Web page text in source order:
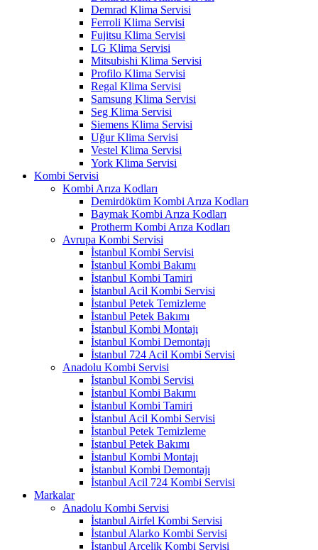
Demrad Klima Servisi
Ferroli Klima Servisi
Fujitsu Klima Servisi
LG Klima Servisi
Mitsubishi Klima Servisi
Profilo Klima Servisi
Regal Klima Servisi
Samsung Klima Servisi
Seg Klima Servisi
Siemens Klima Servisi
Uğur Klima Servisi
Vestel Klima Servisi
York Klima Servisi
Kombi Servisi
Kombi Arıza Kodları
Demirdöküm Kombi Arıza Kodları
Baymak Kombi Arıza Kodları
Protherm Kombi Arıza Kodları
Avrupa Kombi Servisi
İstanbul Kombi Servisi
İstanbul Kombi Bakımı
İstanbul Kombi Tamiri
İstanbul Acil Kombi Servisi
İstanbul Petek Temizleme
İstanbul Petek Bakımı
İstanbul Kombi Montajı
İstanbul Kombi Demontajı
İstanbul 724 Acil Kombi Servisi
Anadolu Kombi Servisi
İstanbul Kombi Servisi
İstanbul Kombi Bakımı
İstanbul Kombi Tamiri
İstanbul Acil Kombi Servisi
İstanbul Petek Temizleme
İstanbul Petek Bakımı
İstanbul Kombi Montajı
İstanbul Kombi Demontajı
İstanbul Acil 724 Kombi Servisi
Markalar
Anadolu Kombi Servisi
İstanbul Airfel Kombi Servisi
İstanbul Alarko Kombi Servisi
İstanbul Arçelik Kombi Servisi